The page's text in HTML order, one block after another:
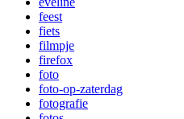
feest
fiets
filmpje
firefox
foto
foto-op-zaterdag
fotografie